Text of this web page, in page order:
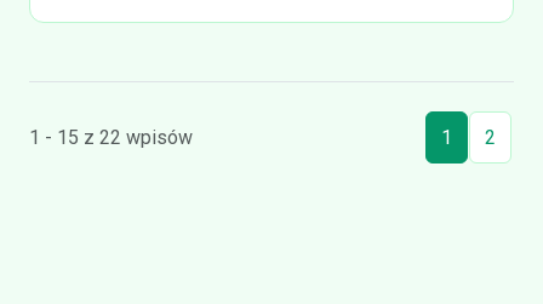
1 - 15 z 22 wpisów 1 2